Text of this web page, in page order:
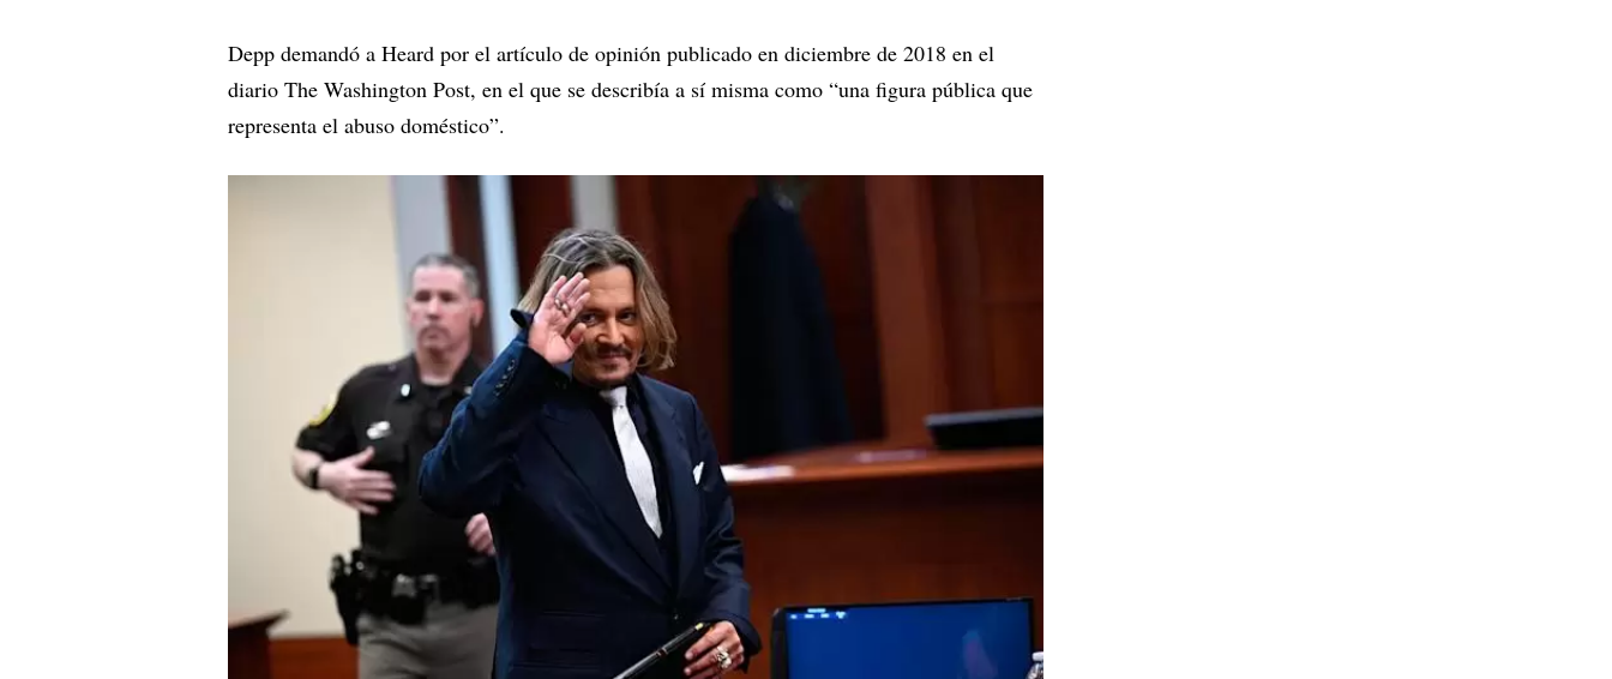
Depp demandó a Heard por el artículo de opinión publicado en diciembre de 2018 en el
diario The Washington Post, en el que se describía a sí misma como “una figura pública que
representa el abuso doméstico”.